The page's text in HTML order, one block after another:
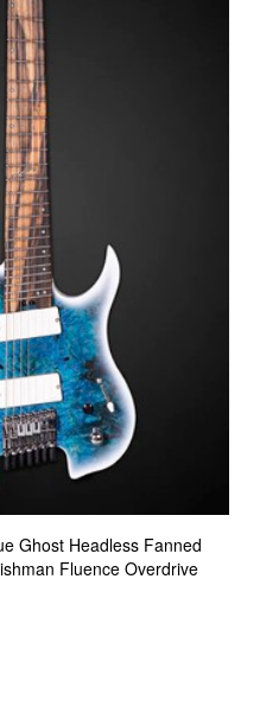
Ghost Headless Fanned
Fluence Overdrive